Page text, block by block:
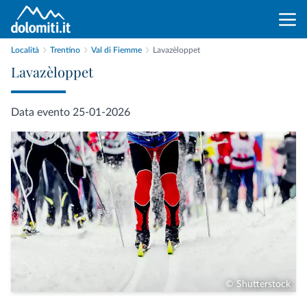
Località Trentino Val di Fiemme Lavazèloppet
Lavazèloppet
Data evento 25-01-2026
© Shutterstock